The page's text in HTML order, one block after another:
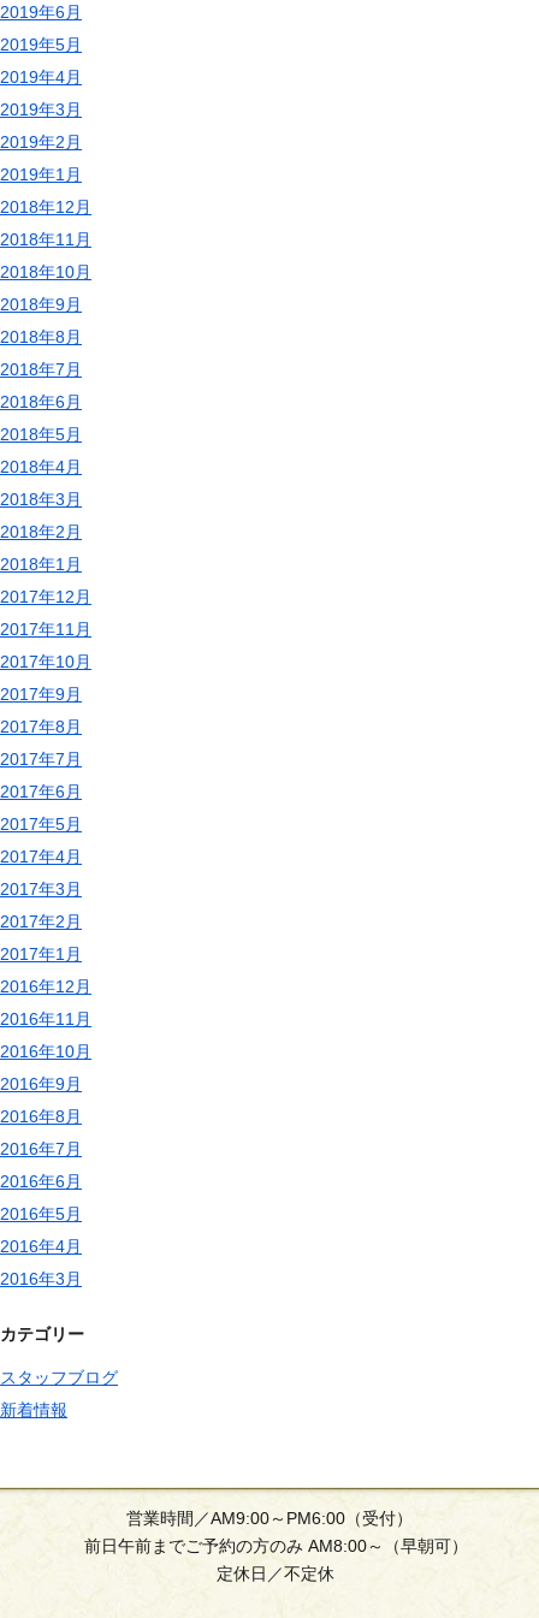
2019年6月
2019年5月
2019年4月
2019年3月
2019年2月
2019年1月
2018年12月
2018年11月
2018年10月
2018年9月
2018年8月
2018年7月
2018年6月
2018年5月
2018年4月
2018年3月
2018年2月
2018年1月
2017年12月
2017年11月
2017年10月
2017年9月
2017年8月
2017年7月
2017年6月
2017年5月
2017年4月
2017年3月
2017年2月
2017年1月
2016年12月
2016年11月
2016年10月
2016年9月
2016年8月
2016年7月
2016年6月
2016年5月
2016年4月
2016年3月
カテゴリー
スタッフブログ
新着情報
営業時間／AM9:00～PM6:00（受付）
前日午前までご予約の方のみ AM8:00～（早朝可）
定休日／不定休